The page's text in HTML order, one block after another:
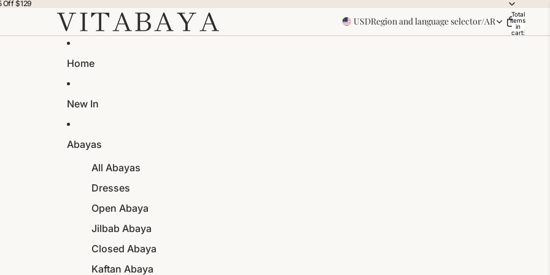
Off $129
USDRegion and language selector/AR
Total
items
in
cart:
0
Home
New In
Abayas
All Abayas
Dresses
Open Abaya
Jilbab Abaya
Closed Abaya
Kaftan Abaya